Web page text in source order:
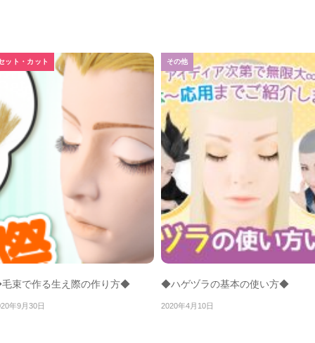
ット・カット
束で作る生え際の作り方◆
年9月30日
その他
◆ハゲヅラの基本の使い方◆
2020年4月10日